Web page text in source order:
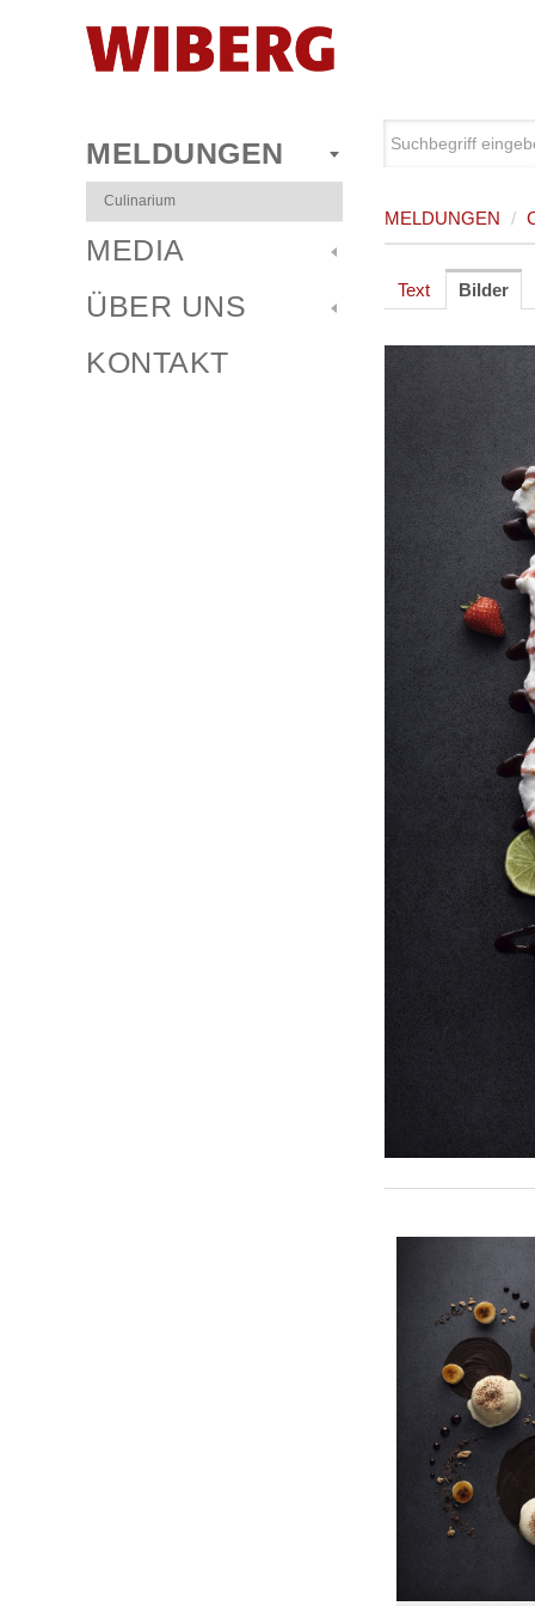
MELDUNGEN
Culinarium
MEDIA
ÜBER UNS
KONTAKT
MELDUNGEN /
Text Bilder